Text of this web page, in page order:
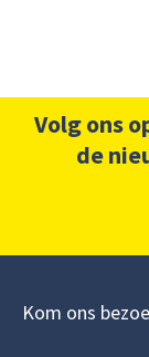
Volg ons
de
Kom ons